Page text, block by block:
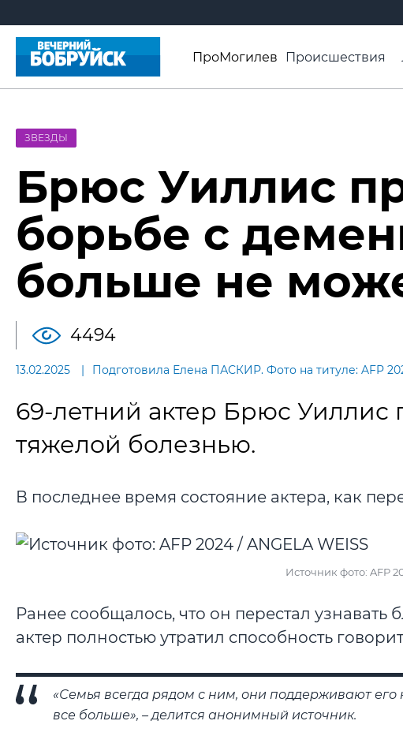
ПроМогилев Происшествия
Видео ВБ
ЗВЕЗДЫ
Брюс Уиллис
борьбе с
больше не
4494
13.02.2025 Подготовила Елена ПАСКИР. Фото на титуле: AFP
69-летний актер Брюс Уиллис
тяжелой болезнью.
В последнее время состояние актера, как
Источник фото: AFP
Ранее сообщалось, что он перестал узнавать
актер полностью утратил способность
«Семья всегда рядом с ним, они поддерживают
все больше», – делится анонимный источник.